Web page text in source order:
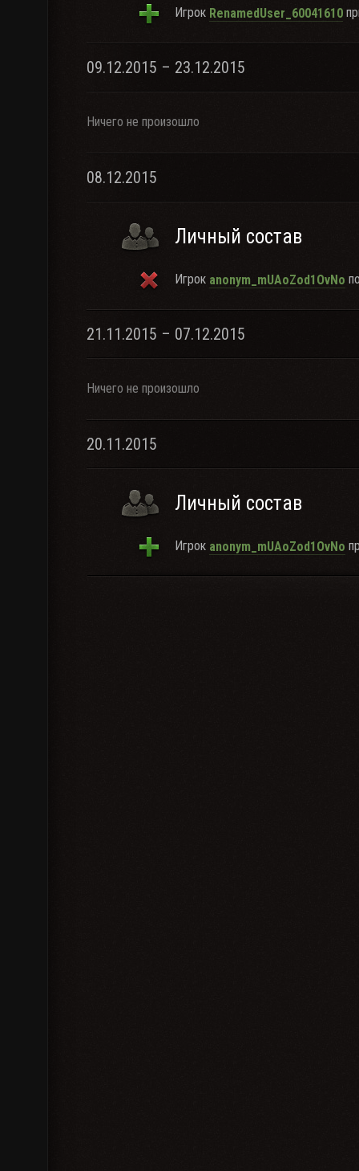
Игрок RenamedUser_60041610
09.12.2015 – 23.12.2015
Ничего не произошло
08.12.2015
Личный состав
Игрок anonym_mUAoZod1OvNo
21.11.2015 – 07.12.2015
Ничего не произошло
20.11.2015
Личный состав
Игрок anonym_mUAoZod1OvNo